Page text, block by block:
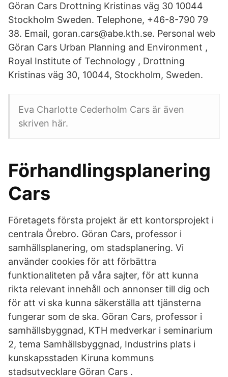
Göran Cars Drottning Kristinas väg 30 10044
Stockholm Sweden. Telephone, +46-8-790 79
38. Email, goran.cars@abe.kth.se. Personal web
Göran Cars Urban Planning and Environment ,
Royal Institute of Technology , Drottning
Kristinas väg 30, 10044, Stockholm, Sweden.
Eva Charlotte Cederholm Cars är även
skriven här.
Förhandlingsplanering
Cars
Företagets första projekt är ett kontorsprojekt i
centrala Örebro. Göran Cars, professor i
samhällsplanering, om stadsplanering. Vi
använder cookies för att förbättra
funktionaliteten på våra sajter, för att kunna
rikta relevant innehåll och annonser till dig och
för att vi ska kunna säkerställa att tjänsterna
fungerar som de ska. Göran Cars, professor i
samhällsbyggnad, KTH medverkar i seminarium
2, tema Samhällsbyggnad, Industrins plats i
kunskapsstaden Kiruna kommuns
stadsutvecklare Göran Cars .